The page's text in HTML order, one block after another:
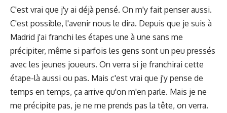
C'est vrai que j'y ai déjà pensé. On m'y fait penser aussi.
C'est possible, l'avenir nous le dira. Depuis que je suis à
Madrid j'ai franchi les étapes une à une sans me
précipiter, même si parfois les gens sont un peu pressés
avec les jeunes joueurs. On verra si je franchirai cette
étape-là aussi ou pas. Mais c'est vrai que j'y pense de
temps en temps, ça arrive qu'on m'en parle. Mais je ne
me précipite pas, je ne me prends pas la tête, on verra.